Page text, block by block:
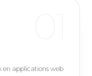
en applications web